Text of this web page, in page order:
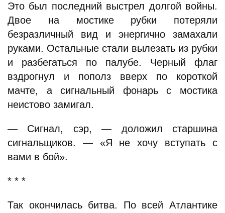
Это был последний выстрел долгой войны.
Двое на мостике рубки потеряли
безразличный вид и энергично замахали
руками. Остальные стали вылезать из рубки
и разбегаться по палубе. Черный флаг
вздрогнул и пополз вверх по короткой
мачте, а сигнальный фонарь с мостика
неистово замигал.
— Сигнал, сэр, — доложил старшина
сигнальщиков. — «Я не хочу вступать с
вами в бой».
* * *
Так окончилась битва. По всей Атлантике